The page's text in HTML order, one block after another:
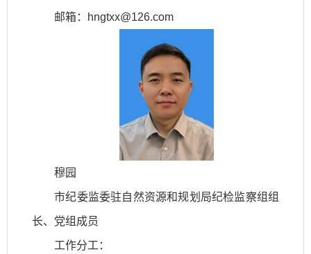
邮箱：hngtxx@126.com
穆园
市纪委监委驻自然资源和规划局纪检监察组组
长、党组成员
工作分工：